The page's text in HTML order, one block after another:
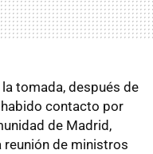
tomada, después de
habido contacto por
de Madrid,
reunión de ministros